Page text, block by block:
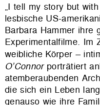
„I tell my story but
lesbische US-
Barbara Hammer ihre
Experimentalfilme. Im
weibliche Körper –
O’Connorporträtiert
atemberaubenden
die sich ein Leben
genauso wie ihre